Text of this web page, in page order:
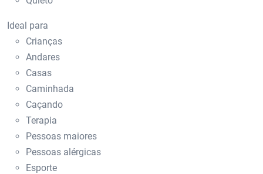
Ideal para
Crianças
Andares
Casas
Caminhada
Caçando
Terapia
Pessoas maiores
Pessoas alérgicas
Esporte